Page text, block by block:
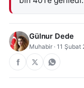
Gülnur Dede
Muhabir · 11 Şubat